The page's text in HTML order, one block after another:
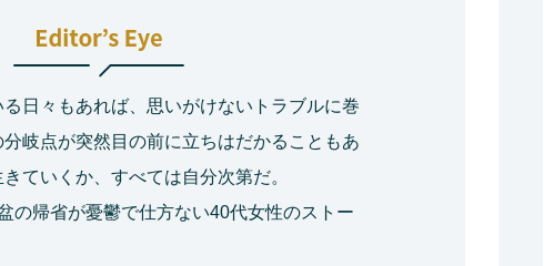
日々もあれば、思いがけないトラブルに巻
岐点が突然目の前に立ちはだかることもあ
ていくか、すべては自分次第だ。
の帰省が憂鬱で仕方ない40代女性のストー